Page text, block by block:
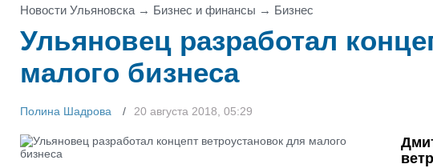
Новости Ульяновска → Бизнес и финансы → Бизнес
Ульяновец разработал
малого бизнеса
Полина Шадрова 20 августа 2018, 05:29